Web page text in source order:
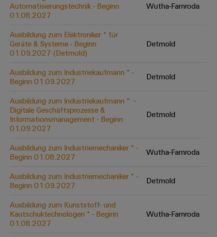
Verbindungslösungen
für
Konventionelle
Energieerzeugung
Zukunftssicherheit
für
bewährte
Maschinenbau
Lösungen
für
verschiedene
Segmente
der
und
Fabrikautomation
Öl
&
Systeme
Lösungen
Dezentrale
Automatisierung
Lösungen
IIoT
&
Automation
Software
Industrial
Industrial
Automation
Elektronikgehäuse
Blitz-
und
Überspannungsschutz
PV
Feldbusverteiler
Automatisierung
&
Software
I/O-
Systeme
Technischer
Support
Umweltbezogene
Produktkonformität
Engineering
Daten
Technische
Produktkataloge
Reparatur
und
Ersatzteile
Trainings
Webinare
PSIRT
Pressekontakt
Unsere
IIoT
and
Partner
Netzwerk
IIoT
Automation
Solution
Offene
Ausbildungs-
und
Studienplätze
Aktuelle
Termine
Workshops
für
Schulklassen
Automatisierungstechnik - Beginn
01.08.2027
Wutha-Farnroda
Ausbildung zum Elektroniker * für
Geräte & Systeme - Beginn
01.09.2027 (Detmold)
Detmold
Ausbildung zum Industriekaufmann * -
Beginn 01.09.2027
Detmold
Ausbildung zum Industriekaufmann * ​ -
Digitale Geschäftsprozesse &
Informationsmanagement - Beginn
01.09.2027
Detmold
Ausbildung zum Industriemechaniker * -
Beginn 01.08.2027
Wutha-Farnroda
Ausbildung zum Industriemechaniker * -
Beginn 01.09.2027
Detmold
Ausbildung zum Kunststoff- und
Kautschuktechnologen * - Beginn
01.08.2027
Wutha-Farnroda